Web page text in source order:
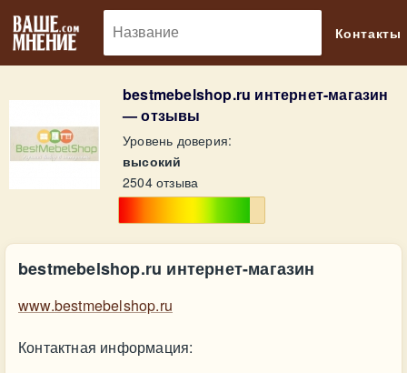
Контакты
bestmebelshop.ru интернет-магазин
— отзывы
Уровень доверия:
высокий
2504 отзыва
bestmebelshop.ru интернет-магазин
www.bestmebelshop.ru
Контактная информация: